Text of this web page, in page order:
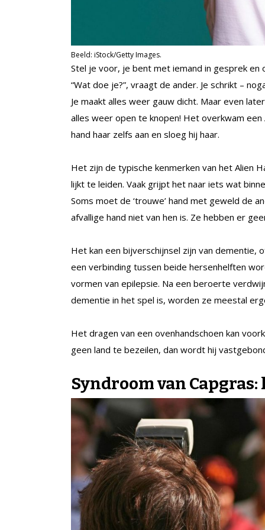
Beeld: iStock/Getty Images.
Stel je voor, je bent met iemand in gesprek
“Wat doe je?”, vraagt de ander. Je schrikt –
Je maakt alles weer gauw dicht. Maar even
alles weer open te knopen! Het overkwam
hand haar zelfs aan en sloeg hij haar.
Het zijn de typische kenmerken van het Alien
lijkt te leiden. Vaak grijpt het naar iets wat
Soms moet de ‘trouwe’ hand met geweld de
afvallige hand niet van hen is. Ze hebben er
Het kan een bijverschijnsel zijn van
een verbinding tussen beide hersenhelften
vormen van epilepsie. Na een beroerte
dementie in het spel is, worden ze meestal
Het dragen van een ovenhandschoen kan
geen land te bezeilen, dan wordt hij
Syndroom van